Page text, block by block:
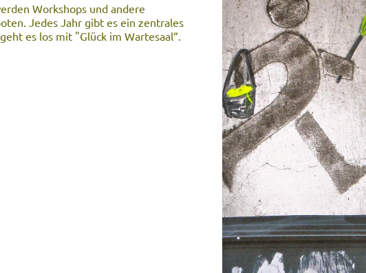
Workshops und andere
Jedes Jahr gibt es ein zentrales
es los mit "Glück im Wartesaal“.